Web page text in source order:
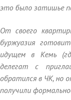
это было затишье
От своего
буржуазия
идущем в Кемь
делегат с
обратился в ЧК, но
получили